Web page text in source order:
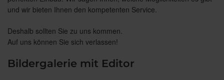
und wir bieten Ihnen den kompetenten Service.
Deshalb sollten Sie zu uns kommen.
Auf uns können Sie sich verlassen!
Bildergalerie mit Editor